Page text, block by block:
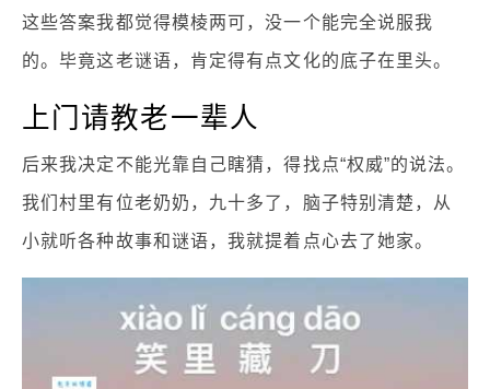
这些答案我都觉得模棱两可，没一个能完全说服我
的。毕竟这老谜语，肯定得有点文化的底子在里头。
上门请教老一辈人
后来我决定不能光靠自己瞎猜，得找点“权威”的说法。
我们村里有位老奶奶，九十多了，脑子特别清楚，从
小就听各种故事和谜语，我就提着点心去了她家。